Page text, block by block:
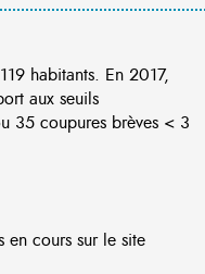
habitants. En 2017,
aux seuils
35 coupures brèves < 3
en cours sur le site